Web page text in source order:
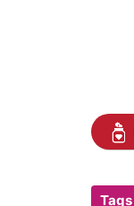
Tags